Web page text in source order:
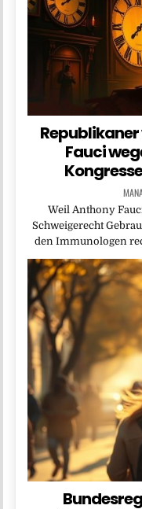
Fauci
Weil Anthony
Schweigerecht
den Immunologen